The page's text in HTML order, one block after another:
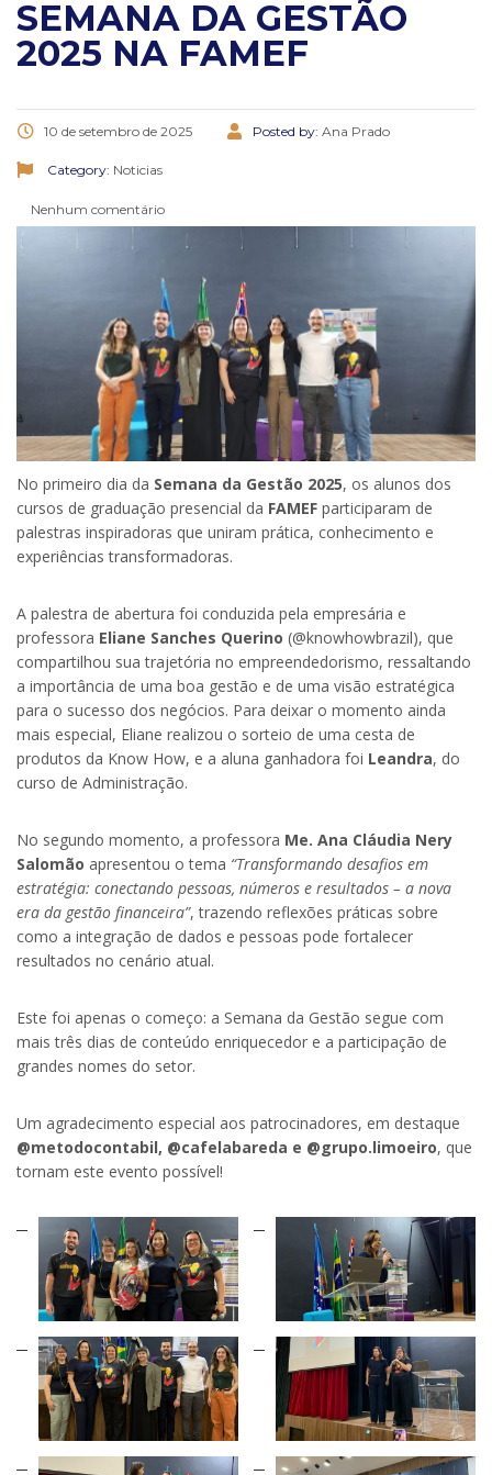
SEMANA DA GESTÃO
2025 NA FAMEF
10 de setembro de 2025 Posted by: Ana Prado
Category: Noticias
Nenhum comentário
No primeiro dia da Semana da Gestão 2025, os alunos dos
cursos de graduação presencial da FAMEF participaram de
palestras inspiradoras que uniram prática, conhecimento e
experiências transformadoras.
A palestra de abertura foi conduzida pela empresária e
professora Eliane Sanches Querino (@knowhowbrazil), que
compartilhou sua trajetória no empreendedorismo, ressaltando
a importância de uma boa gestão e de uma visão estratégica
para o sucesso dos negócios. Para deixar o momento ainda
mais especial, Eliane realizou o sorteio de uma cesta de
produtos da Know How, e a aluna ganhadora foi Leandra, do
curso de Administração.
No segundo momento, a professora Me. Ana Cláudia Nery
Salomão apresentou o tema “Transformando desafios em
estratégia: conectando pessoas, números e resultados – a nova
era da gestão financeira”, trazendo reflexões práticas sobre
como a integração de dados e pessoas pode fortalecer
resultados no cenário atual.
Este foi apenas o começo: a Semana da Gestão segue com
mais três dias de conteúdo enriquecedor e a participação de
grandes nomes do setor.
Um agradecimento especial aos patrocinadores, em destaque
@metodocontabil, @cafelabareda e @grupo.limoeiro, que
tornam este evento possível!